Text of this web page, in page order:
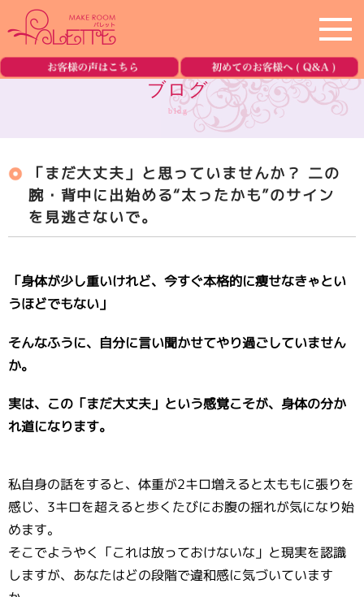
ホーム home
メニュー menu
美容機器の紹介 equipment
ご予約・お問合せ
ブログ
blog
「まだ大丈夫」と思っていませんか？ 二の
腕・背中に出始める“太ったかも”のサイン
を見逃さないで。
「身体が少し重いけれど、今すぐ本格的に痩せなきゃとい
うほどでもない」
そんなふうに、自分に言い聞かせてやり過ごしていません
か。
実は、この「まだ大丈夫」という感覚こそが、身体の分か
れ道になります。
私自身の話をすると、体重が2キロ増えると太ももに張りを
感じ、3キロを超えると歩くたびにお腹の揺れが気になり始
めます。
そこでようやく「これは放っておけないな」と現実を認識
しますが、あなたはどの段階で違和感に気づいています